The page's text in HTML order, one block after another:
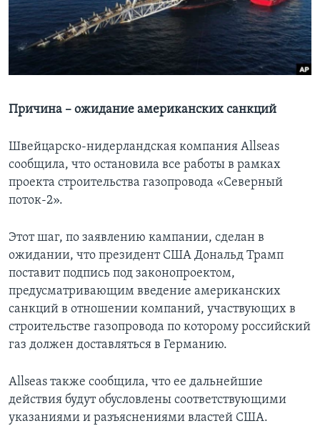
Learning English
Причина – ожидание американских санкций
Швейцарско-нидерландская компания Allseas
сообщила, что остановила все работы в рамках
проекта строительства газопровода «Северный
поток-2».
Этот шаг, по заявлению кампании, сделан в
ожидании, что президент США Дональд Трамп
поставит подпись под законопроектом,
предусматривающим введение американских
санкций в отношении компаний, участвующих в
строительстве газопровода по которому российский
газ должен доставляться в Германию.
Allseas также сообщила, что ее дальнейшие
действия будут обусловлены соответствующими
указаниями и разъяснениями властей США.